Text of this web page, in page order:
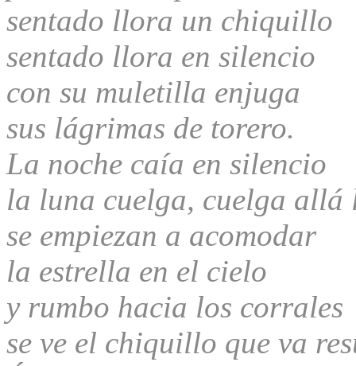
sentado llora un chiquillo
sentado llora en silencio
con su muletilla enjuga
sus lágrimas de torero.
La noche caía en silencio
la luna cuelga, cuelga allá
se empiezan a acomodar
la estrella en el cielo
y rumbo hacia los corrales
se ve el chiquillo que va